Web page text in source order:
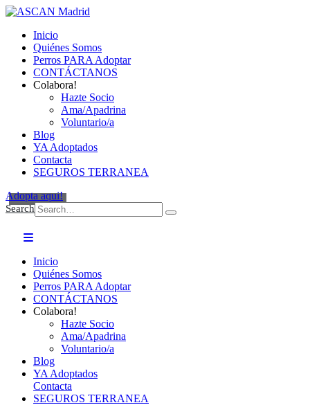
Inicio
Quiénes Somos
Perros PARA Adoptar
CONTÁCTANOS
Colabora!
Hazte Socio
Ama/Apadrina
Voluntario/a
Blog
YA Adoptados
Contacta
SEGUROS TERRANEA
Adopta aqui!
Search
Inicio
Quiénes Somos
Perros PARA Adoptar
CONTÁCTANOS
Colabora!
Hazte Socio
Ama/Apadrina
Voluntario/a
Blog
YA Adoptados
Contacta
SEGUROS TERRANEA